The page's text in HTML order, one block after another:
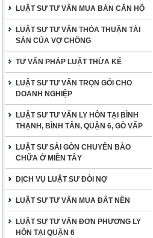
LUẬT SƯ TƯ VẤN MUA BÁN CĂN HỘ
LUẬT SƯ TƯ VẤN THỎA THUẬN TÀI
SẢN CỦA VỢ CHỒNG
TƯ VẤN PHÁP LUẬT THỪA KẾ
LUẬT SƯ TƯ VẤN TRỌN GÓI CHO
DOANH NGHIỆP
LUẬT SƯ TƯ VẤN LY HÔN TẠI BÌNH
THẠNH, BÌNH TÂN, QUẬN 6, GÒ VẤP
LUẬT SƯ SÀI GÒN CHUYÊN BÀO
CHỮA Ở MIỀN TÂY
DỊCH VỤ LUẬT SƯ ĐÒI NỢ
LUẬT SƯ TƯ VẤN MUA ĐẤT NỀN
LUẬT SƯ TƯ VẤN ĐƠN PHƯƠNG LY
HÔN TẠI QUẬN 6